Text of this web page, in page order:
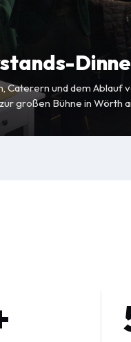
Caterern und dem Ablauf
großen Bühne in Wörth